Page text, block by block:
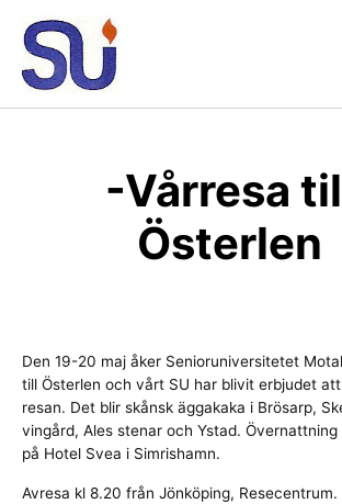
innehåll
-Vårresa
Österlen
Den 19-20 maj åker Senioruniversitetet
till Österlen och vårt SU har blivit erbjudet
resan. Det blir skånsk äggakaka i Brösarp,
vingård, Ales stenar och Ystad.
på Hotel Svea i Simrishamn.
Avresa kl 8.20 från Jönköping, Resecentrum.